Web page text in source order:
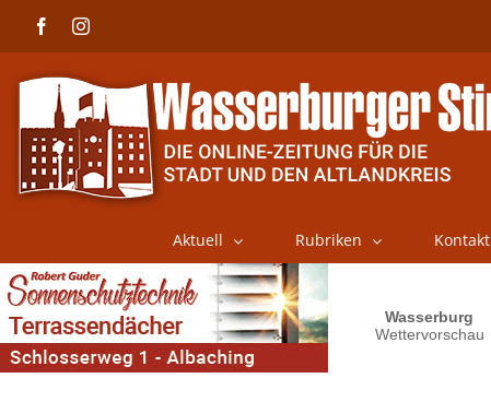
FacebookInstagram
Aktuell Rubriken Kontakt